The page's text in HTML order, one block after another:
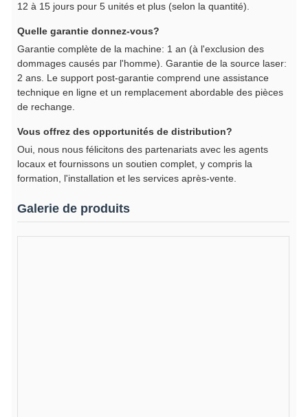
12 à 15 jours pour 5 unités et plus (selon la quantité).
Quelle garantie donnez-vous?
Garantie complète de la machine: 1 an (à l'exclusion des
dommages causés par l'homme). Garantie de la source laser:
2 ans. Le support post-garantie comprend une assistance
technique en ligne et un remplacement abordable des pièces
de rechange.
Vous offrez des opportunités de distribution?
Oui, nous nous félicitons des partenariats avec les agents
locaux et fournissons un soutien complet, y compris la
formation, l'installation et les services après-vente.
Galerie de produits